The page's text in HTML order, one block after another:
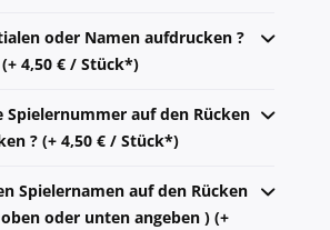
oder Namen aufdrucken ?
(+ 4,50 € / Stück*)
Spielernummer auf den Rücken
? (+ 4,50 € / Stück*)
Spielernamen auf den Rücken
oder unten angeben ) (+